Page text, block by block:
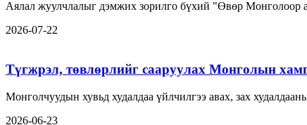
Аялал жуулчлалыг дэмжих зорилго бүхий "Өвөр Монголоор
2026-07-22
Түгжрэл, төвлөрлийг сааруулах Монголын
Монголчуудын хувьд худалдаа үйлчилгээ авах, зах
2026-06-23